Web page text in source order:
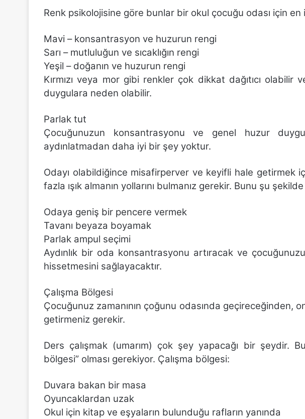
Renk psikolojisine göre bunlar bir okul çocuğu odası için en
Mavi – konsantrasyon ve huzurun rengi
Sarı – mutluluğun ve sıcaklığın rengi
Yeşil – doğanın ve huzurun rengi
Kırmızı veya mor gibi renkler çok dikkat dağıtıcı olabilir
duygulara neden olabilir.
Parlak tut
Çocuğunuzun konsantrasyonu ve genel huzur
aydınlatmadan daha iyi bir şey yoktur.
Odayı olabildiğince misafirperver ve keyifli hale getirmek
fazla ışık almanın yollarını bulmanız gerekir. Bunu şu
Odaya geniş bir pencere vermek
Tavanı beyaza boyamak
Parlak ampul seçimi
Aydınlık bir oda konsantrasyonu artıracak ve
hissetmesini sağlayacaktır.
Çalışma Bölgesi
Çocuğunuz zamanının çoğunu odasında geçireceğinden,
getirmeniz gerekir.
Ders çalışmak (umarım) çok şey yapacağı bir şeydir.
bölgesi” olması gerekiyor. Çalışma bölgesi:
Duvara bakan bir masa
Oyuncaklardan uzak
Okul için kitap ve eşyaların bulunduğu rafların yanında